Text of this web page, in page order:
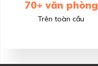
70+ văn phòng
Trên toàn cầu